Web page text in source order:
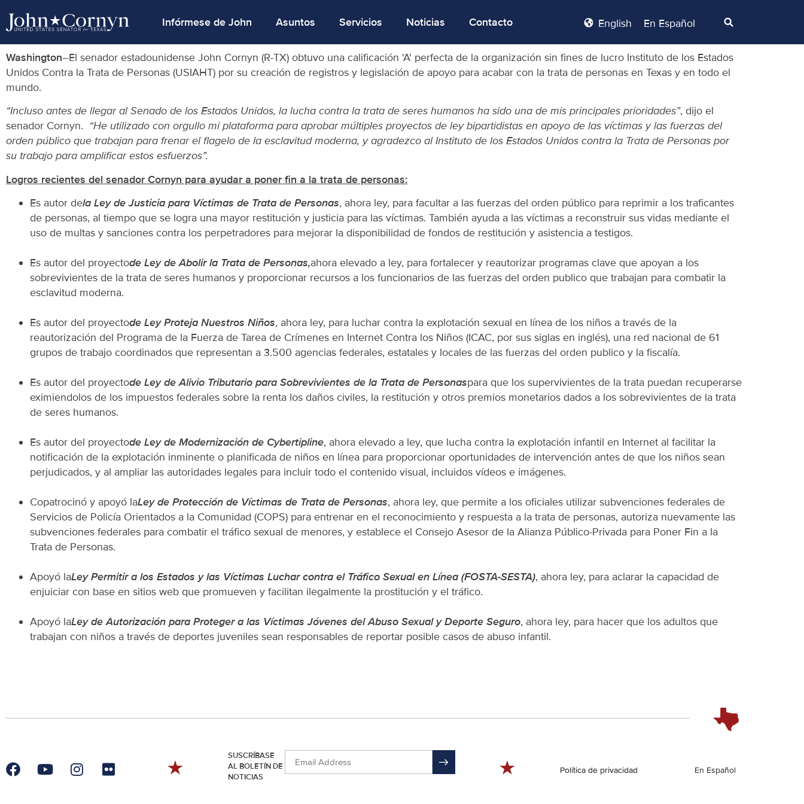
Infórmese de John Asuntos Servicios Noticias Contacto English En Español
Washington–El senador estadounidense John Cornyn (R-TX) obtuvo una calificación 'A' perfecta de la organización sin fines de lucro Instituto de los Estados
Unidos Contra la Trata de Personas (USIAHT) por su creación de registros y legislación de apoyo para acabar con la trata de personas en Texas y en todo el
mundo.
“Incluso antes de llegar al Senado de los Estados Unidos, la lucha contra la trata de seres humanos ha sido una de mis principales prioridades”, dijo el
senador Cornyn. “He utilizado con orgullo mi plataforma para aprobar múltiples proyectos de ley bipartidistas en apoyo de las víctimas y las fuerzas del
orden público que trabajan para frenar el flagelo de la esclavitud moderna, y agradezco al Instituto de los Estados Unidos contra la Trata de Personas por
su trabajo para amplificar estos esfuerzos”.
Logros recientes del senador Cornyn para ayudar a poner fin a la trata de personas:
Es autor dela Ley de Justicia para Víctimas de Trata de Personas, ahora ley, para facultar a las fuerzas del orden público para reprimir a los traficantes
de personas, al tiempo que se logra una mayor restitución y justicia para las víctimas. También ayuda a las víctimas a reconstruir sus vidas mediante el
uso de multas y sanciones contra los perpetradores para mejorar la disponibilidad de fondos de restitución y asistencia a testigos.
Es autor del proyectode Ley de Abolir la Trata de Personas,ahora elevado a ley, para fortalecer y reautorizar programas clave que apoyan a los
sobrevivientes de la trata de seres humanos y proporcionar recursos a los funcionarios de las fuerzas del orden publico que trabajan para combatir la
esclavitud moderna.
Es autor del proyectode Ley Proteja Nuestros Niños, ahora ley, para luchar contra la explotación sexual en línea de los niños a través de la
reautorización del Programa de la Fuerza de Tarea de Crímenes en Internet Contra los Niños (ICAC, por sus siglas en inglés), una red nacional de 61
grupos de trabajo coordinados que representan a 3.500 agencias federales, estatales y locales de las fuerzas del orden publico y la fiscalía.
Es autor del proyectode Ley de Alivio Tributario para Sobrevivientes de la Trata de Personaspara que los supervivientes de la trata puedan recuperarse
eximiendolos de los impuestos federales sobre la renta los daños civiles, la restitución y otros premios monetarios dados a los sobrevivientes de la trata
de seres humanos.
Es autor del proyectode Ley de Modernización de Cybertipline, ahora elevado a ley, que lucha contra la explotación infantil en Internet al facilitar la
notificación de la explotación inminente o planificada de niños en línea para proporcionar oportunidades de intervención antes de que los niños sean
perjudicados, y al ampliar las autoridades legales para incluir todo el contenido visual, incluidos vídeos e imágenes.
Copatrocinó y apoyó laLey de Protección de Víctimas de Trata de Personas, ahora ley, que permite a los oficiales utilizar subvenciones federales de
Servicios de Policía Orientados a la Comunidad (COPS) para entrenar en el reconocimiento y respuesta a la trata de personas, autoriza nuevamente las
subvenciones federales para combatir el tráfico sexual de menores, y establece el Consejo Asesor de la Alianza Público-Privada para Poner Fin a la
Trata de Personas.
Apoyó laLey Permitir a los Estados y las Víctimas Luchar contra el Tráfico Sexual en Línea (FOSTA-SESTA), ahora ley, para aclarar la capacidad de
enjuiciar con base en sitios web que promueven y facilitan ilegalmente la prostitución y el tráfico.
Apoyó laLey de Autorización para Proteger a las Víctimas Jóvenes del Abuso Sexual y Deporte Seguro, ahora ley, para hacer que los adultos que
trabajan con niños a través de deportes juveniles sean responsables de reportar posible casos de abuso infantil.
SUSCRÍBASE
AL BOLETÍN DE
NOTICIAS
Política de privacidad En Español